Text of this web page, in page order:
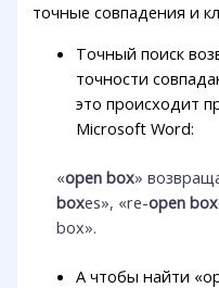
точные совпадения и
Точный поиск
точности
это происходит
Microsoft Word:
«open box»
boxes», «re-open box
box».
А чтобы найти